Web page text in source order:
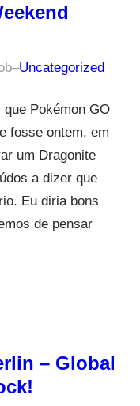
–Uncategorized
Pokémon GO
fosse ontem, em
um Dragonite
a dizer que
Eu diria bons
de pensar
– Global